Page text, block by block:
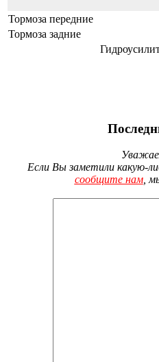
Тормоза передние
Тормоза задние
Если Вы заметили какую-
сообщите нам,